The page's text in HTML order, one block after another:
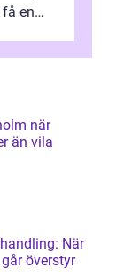
en
när
än vila
När
överstyr